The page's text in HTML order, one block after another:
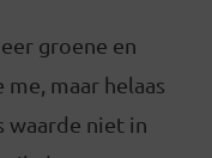
groene en
maar helaas
waarde niet in